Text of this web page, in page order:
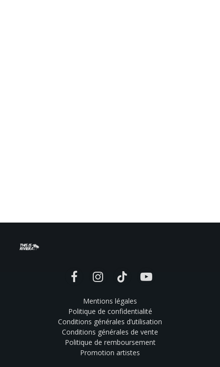
FacebookInstagramTikTok YouTube
Mentions légales
Politique de confidentialité
Conditions générales d’utilisation
Conditions générales de vente
Politique de remboursement
Promotion artistes